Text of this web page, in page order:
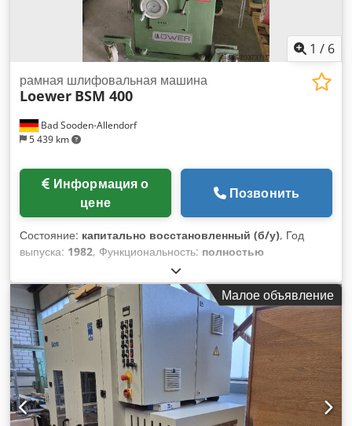
1 / 6
Bad Sooden-Allendorf
5 439 km
рамная шлифовальная машина
Loewer BSM 400
цене
Позвонить
Состояние: капитально восстановленный (б/у), Год
выпуска: 1982, Функциональность: полностью
, общий вес:950 кг
шлифовальной ленты 2200 мм, ширина шлифовальной
ленты 400 мм, длина стола 1200 мм, полезная высота 120
мм, ширина шлифования 390 мм, скорость шлифовальной
ленты ок. 21 м/сек, скорости подачи 6 - 11 - 16 м/мин,
приводной двигатель 7,5 кВт, двигатель подачи 0,26 - 0,55 -
1 кВт, пневм. осцилляция ленты и продувка ленты, опорная
рама, шасси. Csdpoxq Ehxsfx Af Asha
Малое объявление